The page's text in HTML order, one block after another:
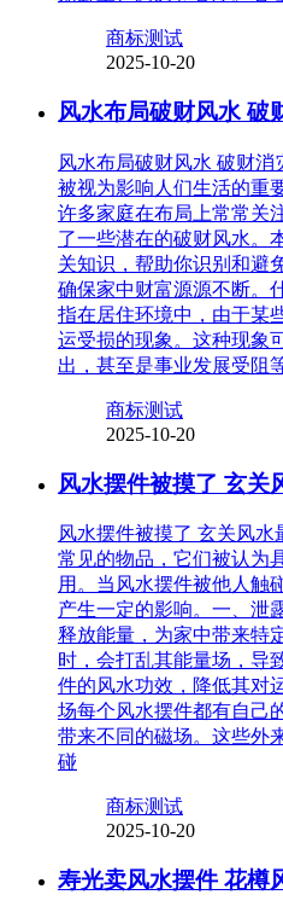
商标测试
2025-10-20
风水布局破财风水 破
风水布局破财风水 破财
被视为影响人们生活的重
许多家庭在布局上常常关
了一些潜在的破财风水。
关知识，帮助你识别和避
确保家中财富源源不断。
指在居住环境中，由于某
运受损的现象。这种现象
出，甚至是事业发展受阻
商标测试
2025-10-20
风水摆件被摸了 玄关
风水摆件被摸了 玄关风
常见的物品，它们被认为
用。当风水摆件被他人触
产生一定的影响。一、泄
释放能量，为家中带来特
时，会打乱其能量场，导
件的风水功效，降低其对
场每个风水摆件都有自己
带来不同的磁场。这些外
碰
商标测试
2025-10-20
寿光卖风水摆件 花樽